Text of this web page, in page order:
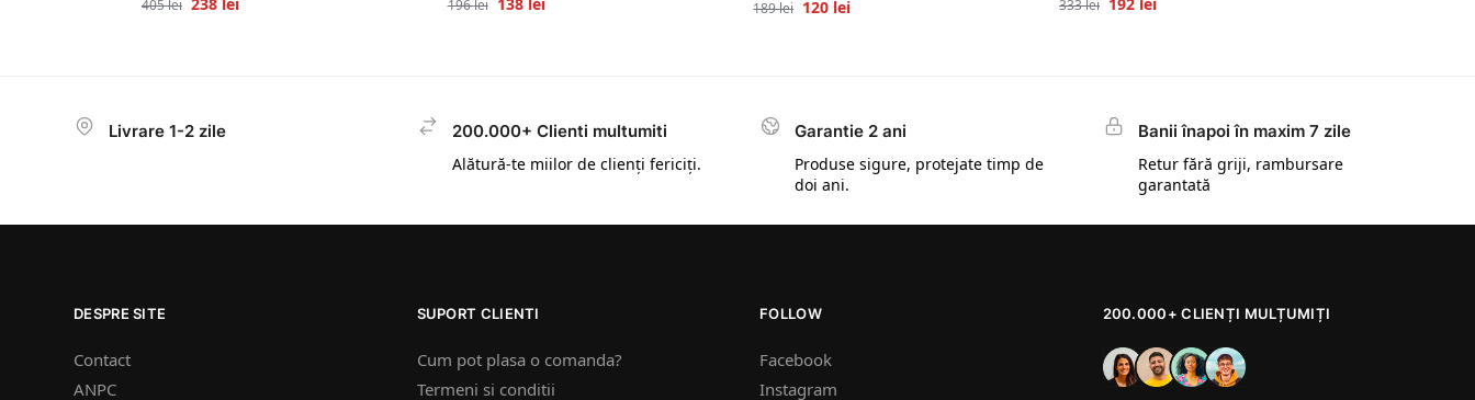
405lei 196lei 189lei 120 lei 333lei
Livrare 1-2 zile
200.000+ Clienti multumiti
Alătură-te miilor de clienți fericiți.
Garantie 2 ani
Produse sigure, protejate timp de
doi ani.
Banii înapoi în maxim 7 zile
Retur fără griji, rambursare
garantată
DESPRE SITE
Contact
ANPC
SUPORT CLIENTI
Cum pot plasa o comanda?
Termeni si conditii
FOLLOW
Facebook
Instagram
200.000+ CLIENȚI MULȚUMIȚI